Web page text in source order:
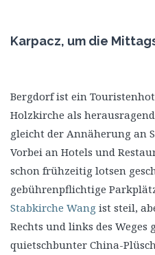
Karpacz, um die
Bergdorf ist ein
Holzkirche als
gleicht der Annäherung an
Vorbei an Hotels und
schon frühzeitig lotsen
gebührenpflichtige
Stabkirche Wang ist steil,
Rechts und links des
quietschbunter China-